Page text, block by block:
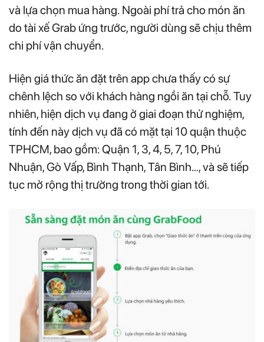
và lựa chọn mua hàng. Ngoài phí trả cho món ăn
do tài xế Grab ứng trước, người dùng sẽ chịu thêm
chi phí vận chuyển.
Hiện giá thức ăn đặt trên app chưa thấy có sự
chênh lệch so với khách hàng ngồi ăn tại chỗ. Tuy
nhiên, hiện dịch vụ đang ở giai đoạn thử nghiệm,
tính đến này dịch vụ đã có mặt tại 10 quận thuộc
TPHCM, bao gồm: Quận 1, 3, 4, 5, 7, 10, Phú
Nhuận, Gò Vấp, Bình Thạnh, Tân Bình…, và sẽ tiếp
tục mở rộng thị trường trong thời gian tới.